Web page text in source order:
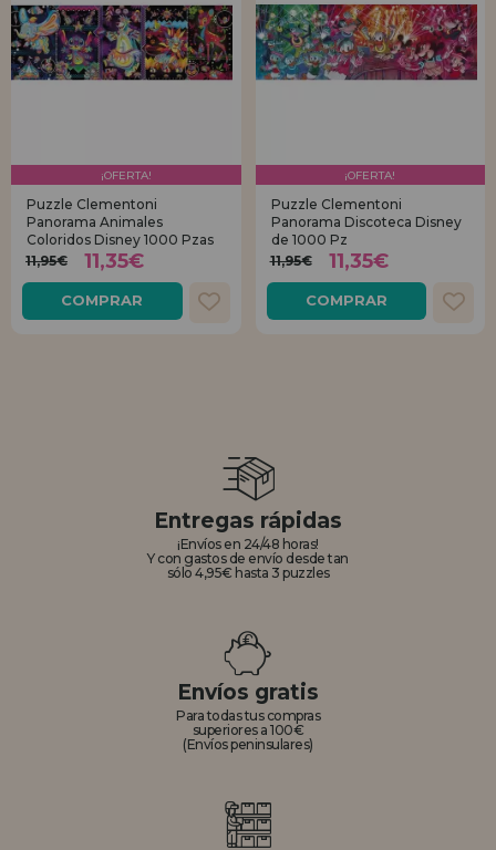
¡OFERTA!
Puzzle Clementoni
Panorama Animales
Coloridos Disney 1000 Pzas
11,95€
11,35€
COMPRAR
¡OFERTA!
Puzzle Clementoni
Panorama Discoteca Disney
de 1000 Pz
11,95€
11,35€
COMPRAR
Entregas rápidas
¡Envíos en 24/48 horas!
Y con gastos de envío desde tan
sólo 4,95€ hasta 3 puzzles
Envíos gratis
Para todas tus compras
superiores a 100€
(Envíos peninsulares)